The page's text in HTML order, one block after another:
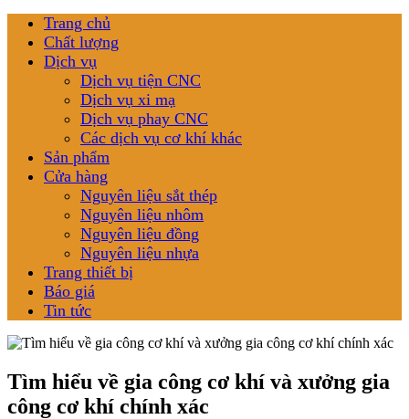
Trang chủ
Chất lượng
Dịch vụ
Dịch vụ tiện CNC
Dịch vụ xi mạ
Dịch vụ phay CNC
Các dịch vụ cơ khí khác
Sản phẩm
Cửa hàng
Nguyên liệu sắt thép
Nguyên liệu nhôm
Nguyên liệu đồng
Nguyên liệu nhựa
Trang thiết bị
Báo giá
Tin tức
Tìm hiểu về gia công cơ khí và xưởng gia
công cơ khí chính xác